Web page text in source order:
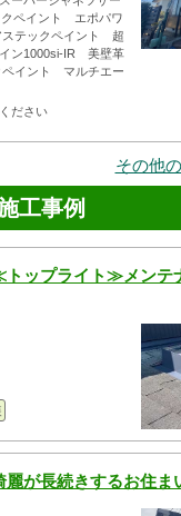
クペイント エポパワ
ステックペイント 超
ン1000si-IR 美壁革
ペイント マルチエー
ださい
その他
工事例
ップライト≫メンテ
が長続きするお住ま